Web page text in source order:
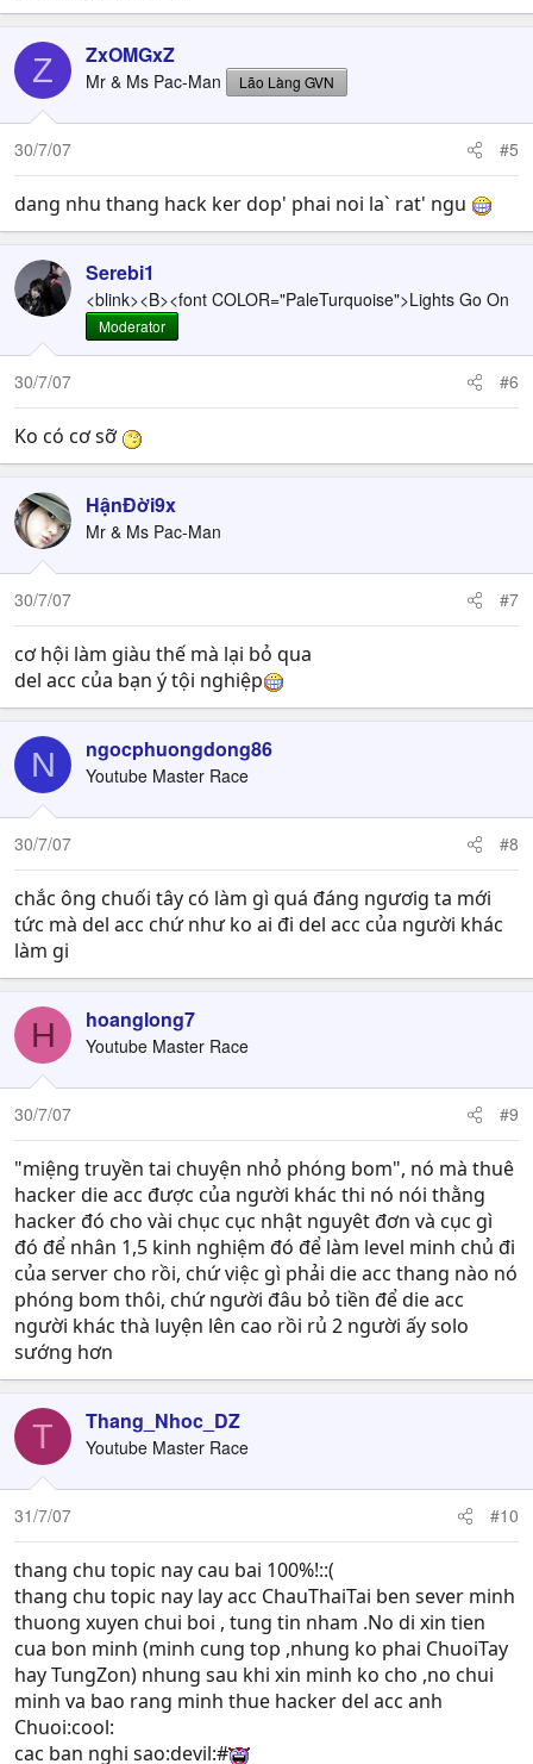
Z ZxOMGxZ
Mr & Ms Pac-Man Lão Làng GVN
30/7/07 #5
dang nhu thang hack ker dop' phai noi la` rat' ngu
Serebi1
<blink><B><font COLOR="PaleTurquoise">Lights Go On
Moderator
30/7/07 #6
Ko có cơ sỡ
HậnĐời9x
Mr & Ms Pac-Man
30/7/07 #7
cơ hội làm giàu thế mà lại bỏ qua
del acc của bạn ý tội nghiệp
N ngocphuongdong86
Youtube Master Race
30/7/07 #8
chắc ông chuối tây có làm gì quá đáng ngươig ta mới
tức mà del acc chứ như ko ai đi del acc của người khác
làm gi
H hoanglong7
Youtube Master Race
30/7/07 #9
"miệng truyền tai chuyện nhỏ phóng bom", nó mà thuê
hacker die acc được của người khác thi nó nói thằng
hacker đó cho vài chục cục nhật nguyêt đơn và cục gì
đó để nhân 1,5 kinh nghiệm đó để làm level minh chủ đi
của server cho rồi, chứ việc gì phải die acc thang nào nó
phóng bom thôi, chứ người đâu bỏ tiền để die acc
người khác thà luyện lên cao rồi rủ 2 người ấy solo
sướng hơn
T Thang_Nhoc_DZ
Youtube Master Race
31/7/07 #10
thang chu topic nay cau bai 100%!::(
thang chu topic nay lay acc ChauThaiTai ben sever minh
thuong xuyen chui boi , tung tin nham .No di xin tien
cua bon minh (minh cung top ,nhung ko phai ChuoiTay
hay TungZon) nhung sau khi xin minh ko cho ,no chui
minh va bao rang minh thue hacker del acc anh
Chuoi:cool:
cac ban nghi sao:devil:#